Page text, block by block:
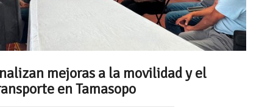
mejoras a la movilidad y el
en Tamasopo